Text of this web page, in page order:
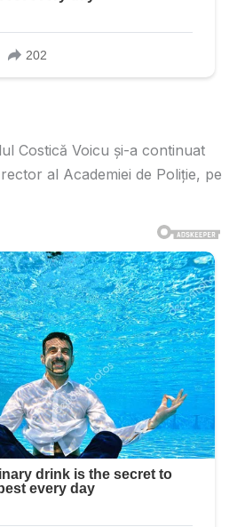
Costică Voicu și-a continuat
al Academiei de Poliție, pe